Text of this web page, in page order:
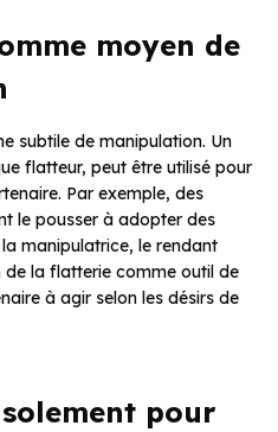
moyen de
subtile de manipulation. Un
flatteur, peut être utilisé pour
Par exemple, des
le pousser à adopter des
manipulatrice, le rendant
de la flatterie comme outil de
à agir selon les désirs de
pour